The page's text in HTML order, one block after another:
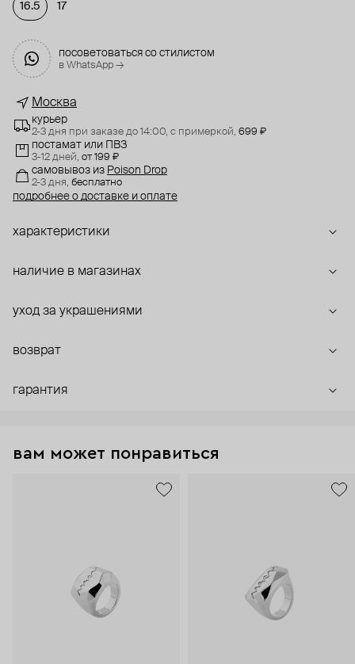
16.5 17
посоветоваться со стилистом
в WhatsApp →
Москва
курьер
2-3 дня при заказе до 14:00, с примеркой, 699 ₽
постамат или ПВЗ
3-12 дней, от 199 ₽
самовывоз из Poison Drop
2-3 дня, бесплатно
подробнее о доставке и оплате
характеристики
наличие в магазинах
уход за украшениями
возврат
гарантия
вам может понравиться